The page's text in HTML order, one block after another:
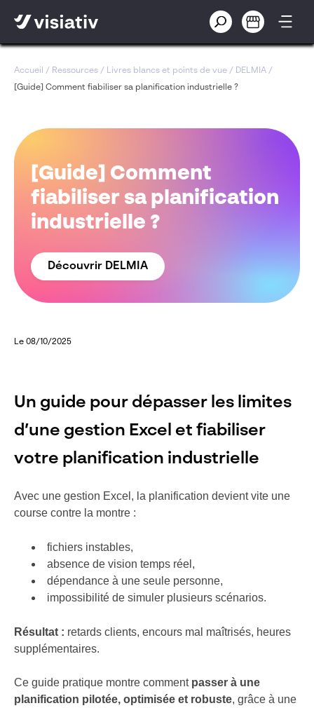
Accueil / Ressources / Livres blancs et points de vue / DELMIA /
[Guide] Comment fiabiliser sa planification industrielle ?
[Guide] Comment
fiabiliser sa planification
industrielle ?
Découvrir DELMIA
Le 08/10/2025
Un guide pour dépasser les limites
d’une gestion Excel et fiabiliser
votre planification industrielle
Avec une gestion Excel, la planification devient vite une
course contre la montre :
fichiers instables,
absence de vision temps réel,
dépendance à une seule personne,
impossibilité de simuler plusieurs scénarios.
Résultat : retards clients, encours mal maîtrisés, heures
supplémentaires.
Ce guide pratique montre comment passer à une
planification pilotée, optimisée et robuste, grâce à une